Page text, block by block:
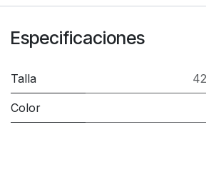
Especificaciones
Talla
Color